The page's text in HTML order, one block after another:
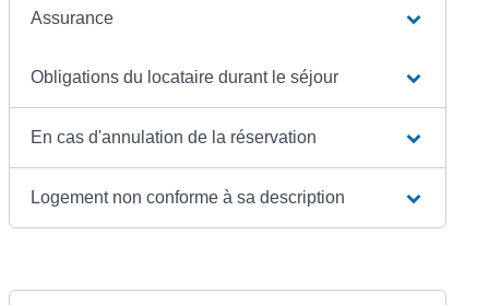
Assurance
Obligations du locataire durant le séjour
En cas d'annulation de la réservation
Logement non conforme à sa description